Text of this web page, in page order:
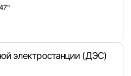
или любым удобным способом
электростанции (ДЭС)